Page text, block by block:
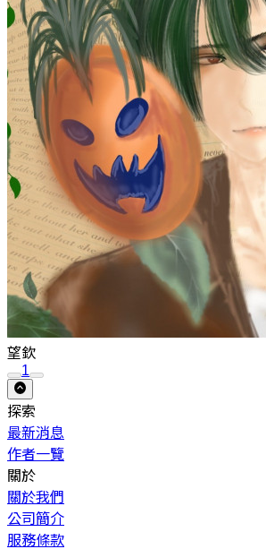
望欽
1
探索
最新消息
作者一覽
關於
關於我們
公司簡介
服務條款